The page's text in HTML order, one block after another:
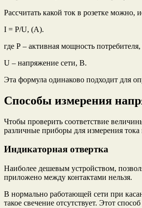
Рассчитать какой ток в розетке можно,
I = P/U, (А).
где Р – активная мощность
U – напряжение сети, В.
Эта формула одинаково подходит для
Способы измерения
Чтобы проверить соответствие
различные приборы для измерения
Индикаторная отвертка
Наиболее дешевым устройством,
приложено между контактами нельзя.
В нормально работающей сети при
такое свечение отсутствует. Этот